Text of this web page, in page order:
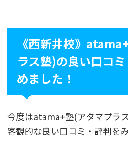
《西新井校》
ラス塾)の良い口コ
めました！
今度はatama+塾(アタマプラ
客観的な良い口コミ・評判を